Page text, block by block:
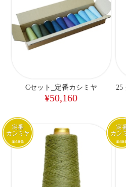
Cセット_定番カシミヤ
¥50,160